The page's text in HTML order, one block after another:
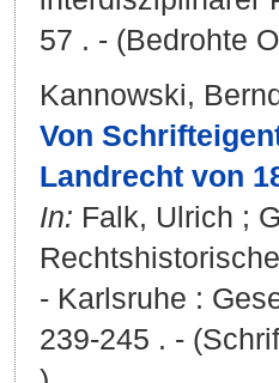
57 . - (Bedrohte
Kannowski,
Von
Landrecht von
In: Falk, Ulrich ;
- Karlsruhe :
239-245 . -